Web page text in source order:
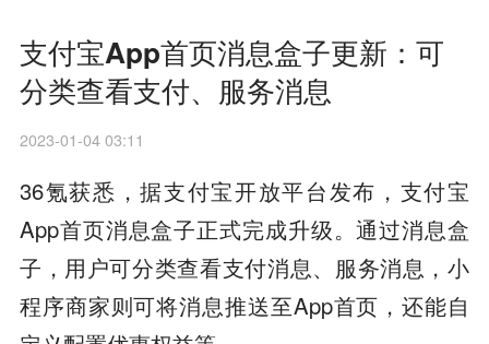
支付宝App首页消息盒子更新：可
分类查看支付、服务消息
2023-01-04 03:11
36氪获悉，据支付宝开放平台发布，支付宝
App首页消息盒子正式完成升级。通过消息盒
子，用户可分类查看支付消息、服务消息，小
程序商家则可将消息推送至App首页，还能自